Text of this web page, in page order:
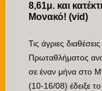
8,61μ. και
Μονακό! (vid)
Τις άγριες
Πρωταθλήματος
σε έναν μήνα στο
(10-16/08) έδειξε